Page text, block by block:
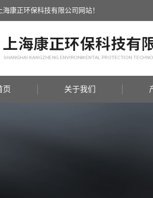
康正环保科技有限公司网站！
页 关于我们